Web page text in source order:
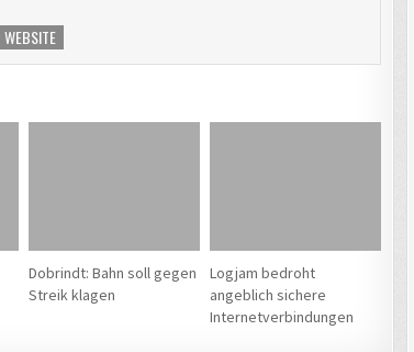
WEBSITE
Dobrindt: Bahn soll gegen
Streik klagen
Logjam bedroht
angeblich sichere
Internetverbindungen